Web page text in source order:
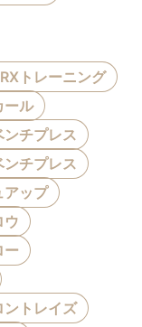
トレーニング
ール
ンチプレス
チプレス
アップ
ウ
ー
ントレイズ